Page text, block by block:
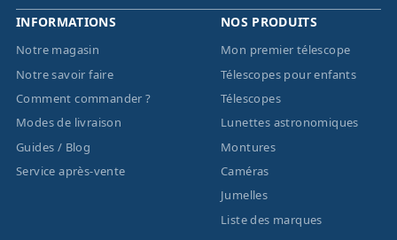
INFORMATIONS
Notre magasin
Notre savoir faire
Comment commander ?
Modes de livraison
Guides / Blog
Service après-vente
NOS PRODUITS
Mon premier télescope
Télescopes pour enfants
Télescopes
Lunettes astronomiques
Montures
Caméras
Jumelles
Liste des marques